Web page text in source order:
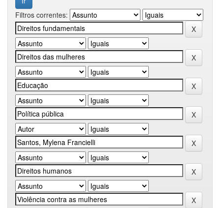
Filtros correntes: